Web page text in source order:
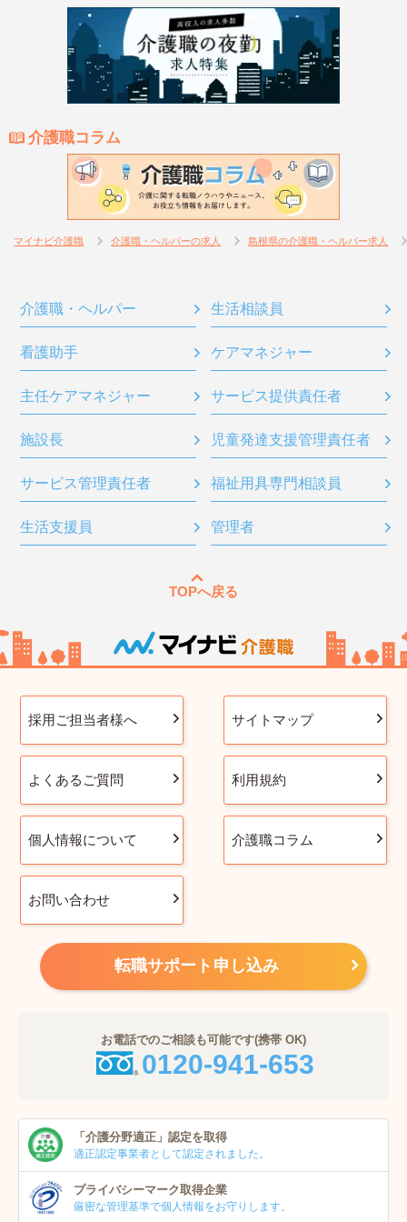
介護職コラム
マイナビ介護職 介護職・ヘルパーの求人 島根県の介護職・ヘルパー求人
介護職・ヘルパー 生活相談員
看護助手 ケアマネジャー
主任ケアマネジャー サービス提供責任者
施設長 児童発達支援管理責任者
サービス管理責任者 福祉用具専門相談員
生活支援員 管理者
TOPへ戻る
採用ご担当者様へ サイトマップ
よくあるご質問 利用規約
個人情報について 介護職コラム
お問い合わせ
転職サポート申し込み
お電話でのご相談も可能です(携帯 OK)
0120-941-653
「介護分野適正」 認定を取得
適正認定事業者として認定されました。
プライバシーマーク取得企業
厳密な管理基準で個人情報をお守りします。